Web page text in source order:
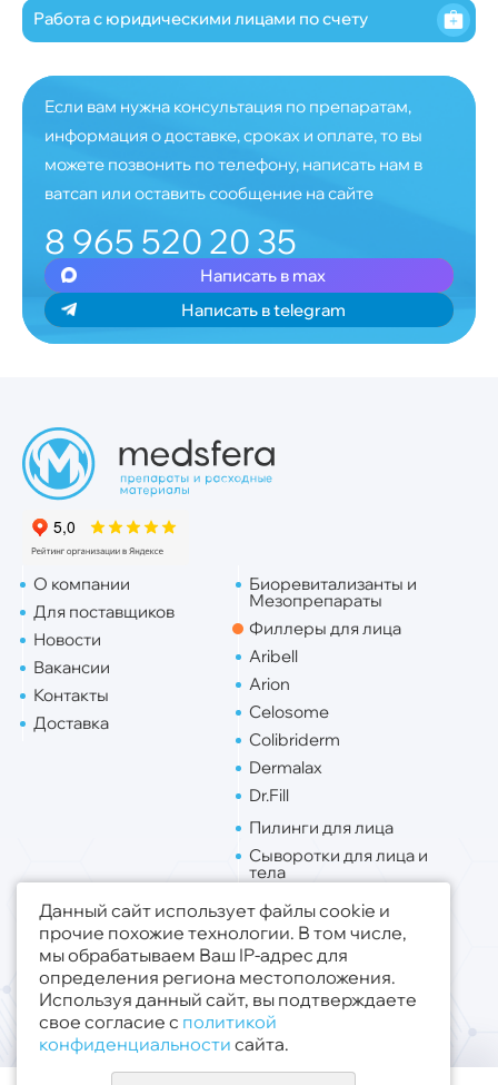
Работа с юридическими лицами по счету
Если вам нужна консультация по препаратам,
информация о доставке, сроках и оплате, то вы
можете позвонить по телефону, написать нам в
ватсап или оставить сообщение на сайте
8 965 520 20 35
Написать в max
Написать в telegram
О компании
Для поставщиков
Новости
Вакансии
Контакты
Доставка
Биоревитализанты и
Мезопрепараты
Филлеры для лица
Aribell
Arion
Celosome
Colibriderm
Dermalax
Dr.Fill
Пилинги для лица
Сыворотки для лица и
тела
Липо. для лица
Липо. для тела
Публичная оферта
Политика конфиденциальности
© 2019 - 2026 ООО «Медсфера Трейд»
Все права защищены
Данный сайт использует файлы cookie и
прочие похожие технологии. В том числе,
мы обрабатываем Ваш IP-адрес для
определения региона местоположения.
Используя данный сайт, вы подтверждаете
свое согласие с политикой
конфиденциальности сайта.